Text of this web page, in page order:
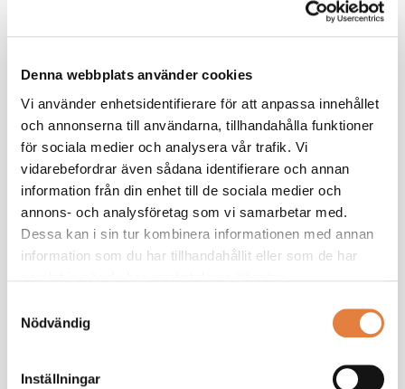
Denna webbplats använder cookies
Vi använder enhetsidentifierare för att anpassa innehållet
och annonserna till användarna, tillhandahålla funktioner
för sociala medier och analysera vår trafik. Vi
vidarebefordrar även sådana identifierare och annan
information från din enhet till de sociala medier och
annons- och analysföretag som vi samarbetar med.
Dessa kan i sin tur kombinera informationen med annan
information som du har tillhandahållit eller som de har
Nödvändig
Inställningar
Sandra Furtenbach
Projektledare Bransch & näringspolitik –
inredning och möbler
08-762 72 48
076-142 72 48
E-post